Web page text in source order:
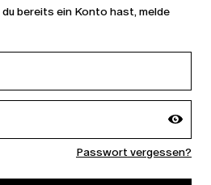
du bereits ein Konto hast, melde
Passwort vergessen?